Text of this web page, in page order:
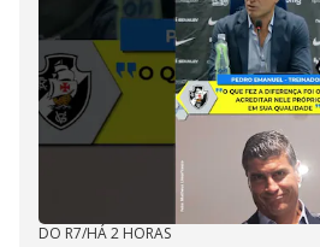
DO R7/HÁ 2 HORAS